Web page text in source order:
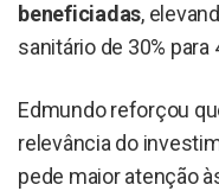
beneficiadas,
sanitário de 30% para
Edmundo reforçou
relevância do
pede maior atenção